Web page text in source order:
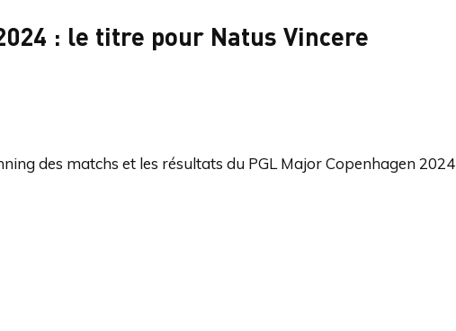
: le titre pour Natus Vincere
des matchs et les résultats du PGL Major Copenhagen 2024